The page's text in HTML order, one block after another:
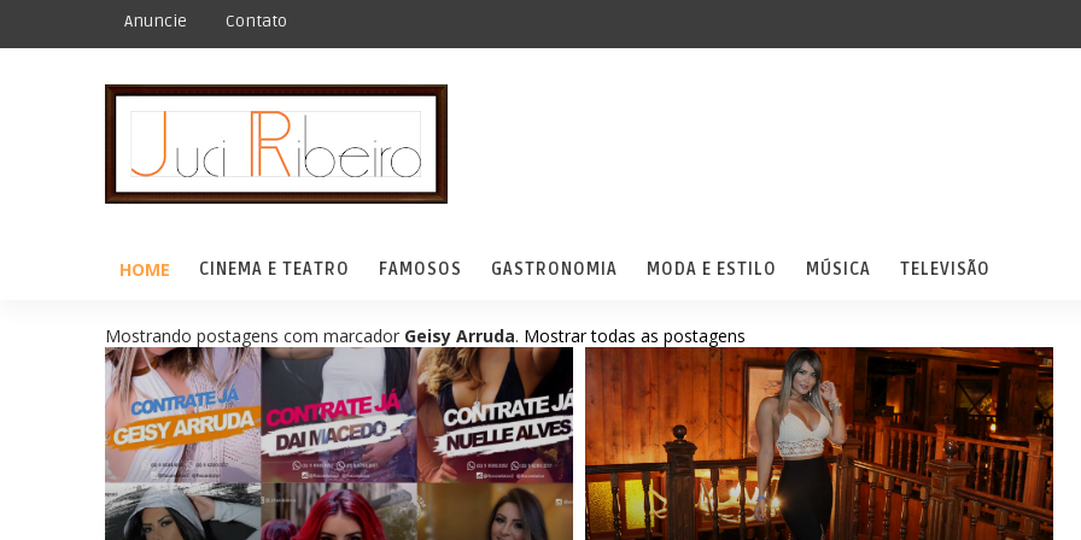
Anuncie Contato
HOME CINEMA E TEATRO FAMOSOS GASTRONOMIA MODA E ESTILO MÚSICA TELEVISÃO
Mostrando postagens com marcador Geisy Arruda. Mostrar todas as postagens